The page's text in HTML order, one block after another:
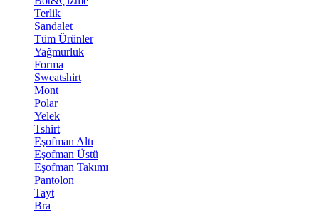
Terlik
Sandalet
Tüm Ürünler
Yağmurluk
Forma
Sweatshirt
Mont
Polar
Yelek
Tshirt
Eşofman Altı
Eşofman Üstü
Eşofman Takımı
Pantolon
Tayt
Bra